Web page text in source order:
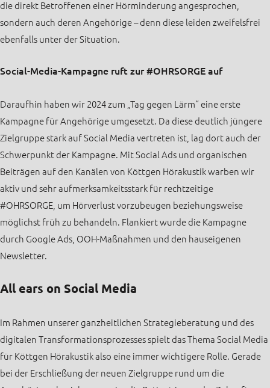
die direkt Betroffenen einer Hörminderung angesprochen,
sondern auch deren Angehörige – denn diese leiden zweifelsfrei
ebenfalls unter der Situation.
Social-Media-Kampagne ruft zur #OHRSORGE auf
Daraufhin haben wir 2024 zum „Tag gegen Lärm“ eine erste
Kampagne für Angehörige umgesetzt. Da diese deutlich jüngere
Zielgruppe stark auf Social Media vertreten ist, lag dort auch der
Schwerpunkt der Kampagne. Mit Social Ads und organischen
Beiträgen auf den Kanälen von Köttgen Hörakustik warben wir
aktiv und sehr aufmerksamkeitsstark für rechtzeitige
#OHRSORGE, um Hörverlust vorzubeugen beziehungsweise
möglichst früh zu behandeln. Flankiert wurde die Kampagne
durch Google Ads, OOH-Maßnahmen und den hauseigenen
Newsletter.
All ears on Social Media
Im Rahmen unserer ganzheitlichen Strategieberatung und des
digitalen Transformationsprozesses spielt das Thema Social Media
für Köttgen Hörakustik also eine immer wichtigere Rolle. Gerade
bei der Erschließung der neuen Zielgruppe rund um die